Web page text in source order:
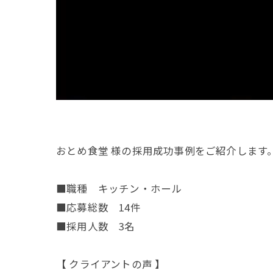
おとめ食堂 様の採用成功事例をご紹介します
■職種 キッチン・ホール
■応募総数 14件
■採用人数 3名
【 クライアントの声 】